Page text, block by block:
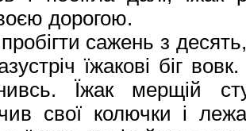
дорогою.
сажень з
їжакові біг
Їжак мерщій
свої колючки і